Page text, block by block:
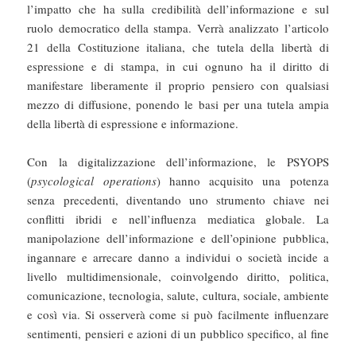
l’impatto che ha sulla credibilità dell’informazione e sul
ruolo democratico della stampa. Verrà analizzato l’articolo
21 della Costituzione italiana, che tutela della libertà di
espressione e di stampa, in cui ognuno ha il diritto di
manifestare liberamente il proprio pensiero con qualsiasi
mezzo di diffusione, ponendo le basi per una tutela ampia
della libertà di espressione e informazione.
Con la digitalizzazione dell’informazione, le PSYOPS
(psycological operations) hanno acquisito una potenza
senza precedenti, diventando uno strumento chiave nei
conflitti ibridi e nell’influenza mediatica globale. La
manipolazione dell’informazione e dell’opinione pubblica,
ingannare e arrecare danno a individui o società incide a
livello multidimensionale, coinvolgendo diritto, politica,
comunicazione, tecnologia, salute, cultura, sociale, ambiente
e così via. Si osserverà come si può facilmente influenzare
sentimenti, pensieri e azioni di un pubblico specifico, al fine